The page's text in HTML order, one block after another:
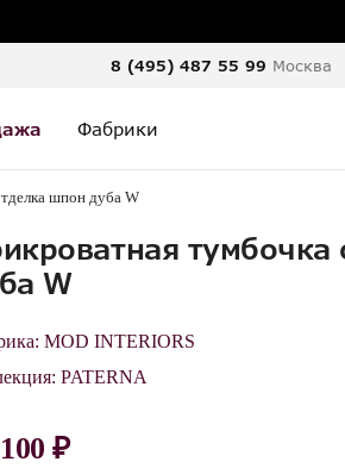
8 (495) 487 55 99 Москва
Фабрики
шпон дуба W
W
MOD INTERIORS
PATERNA
₽